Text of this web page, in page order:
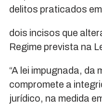
delitos praticados
dois incisos que
Regime prevista na
“A lei impugnada, da
compromete a
jurídico, na medida